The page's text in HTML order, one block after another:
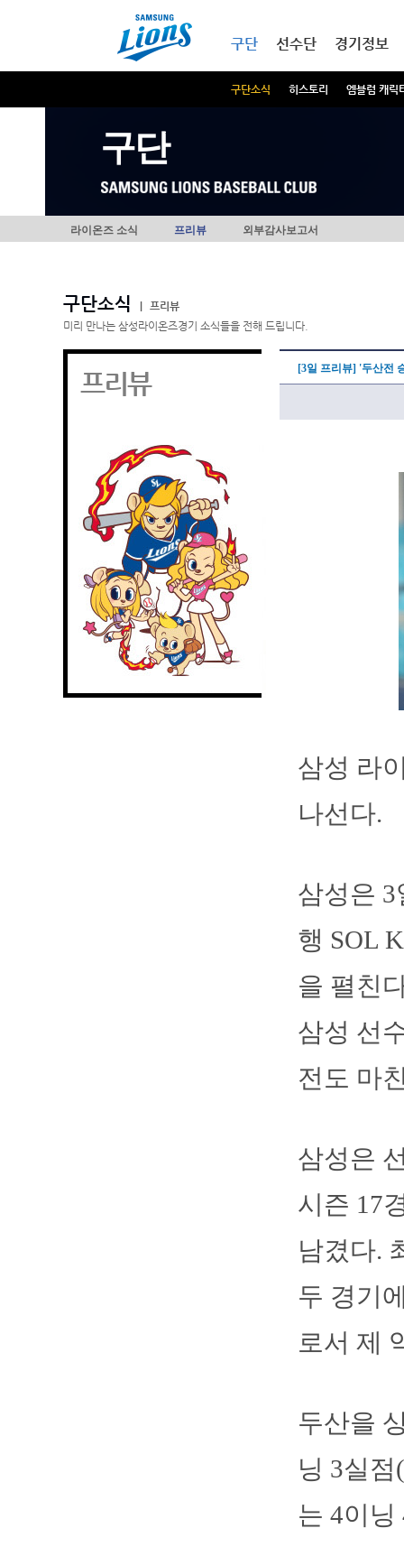
구단
구단소식 히스토리 엠블럼 캐릭
선수단 경기정보
구단
라이온즈 소식 프리뷰 외부감사보고서
구단소식
프리뷰
미리 만나는 삼성라이온즈경기 소식들을 전해 드립니다.
프리뷰 [3일 프리뷰] '두산전
삼성 라
나선다.
삼성은 3
행 SOL
을 펼친
삼성 선
전도 마
삼성은
시즌 17
남겼다.
두 경기
로서 제
두산을
닝 3실
는 4이